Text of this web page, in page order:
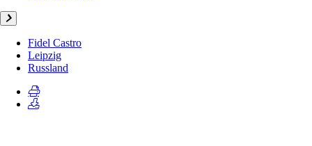
Fidel Castro
Leipzig
Russland